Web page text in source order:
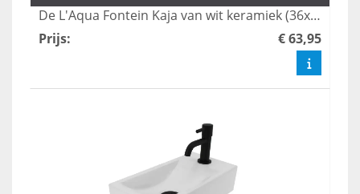
De L'Aqua Fontein Kaja van wit keramiek (36x18x9 cm) is ideaal voor wc of kleine badkamer. Compact, stijlvol en voorzien van kraangat en overloop.
Prijs: € 63,95